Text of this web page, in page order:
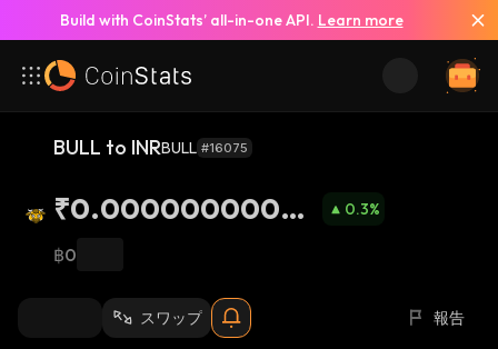
Build with CoinStats’ all-in-one API. Learn more
BULL to INRBULL #16075
₹0.00000000066
29
0.3%
฿0
スワップ 報告